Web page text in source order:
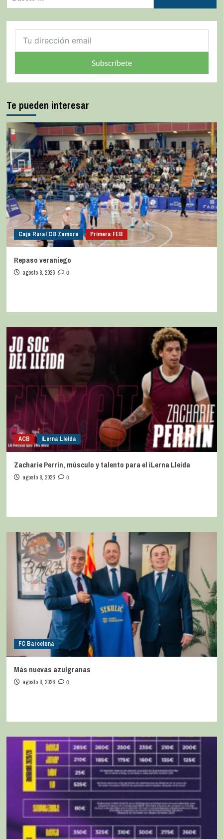
Subscríbete
Te pueden interesar
Caja Rural CB Zamora Primera FEB
Repaso veraniego
agosto 8, 2026 0
ACB iLerna Lleida
Zacharie Perrin, músculo y talento para el iLerna Lleida
agosto 8, 2026 0
FC Barcelona
Más nuevas azulgranas
agosto 8, 2026 0